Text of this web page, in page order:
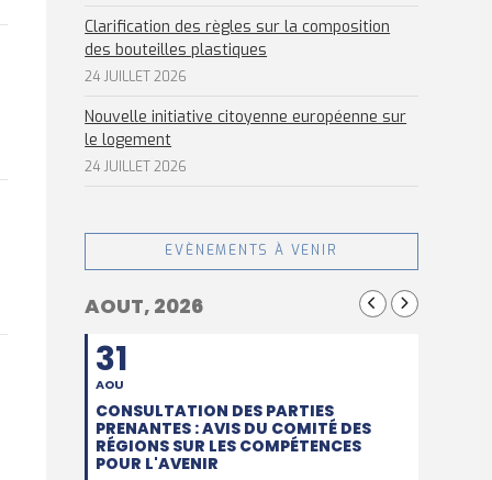
Clarification des règles sur la composition
des bouteilles plastiques
24 JUILLET 2026
Nouvelle initiative citoyenne européenne sur
le logement
24 JUILLET 2026
EVÈNEMENTS À VENIR
AOUT, 2026
31
AOU
CONSULTATION DES PARTIES
PRENANTES : AVIS DU COMITÉ DES
RÉGIONS SUR LES COMPÉTENCES
POUR L'AVENIR